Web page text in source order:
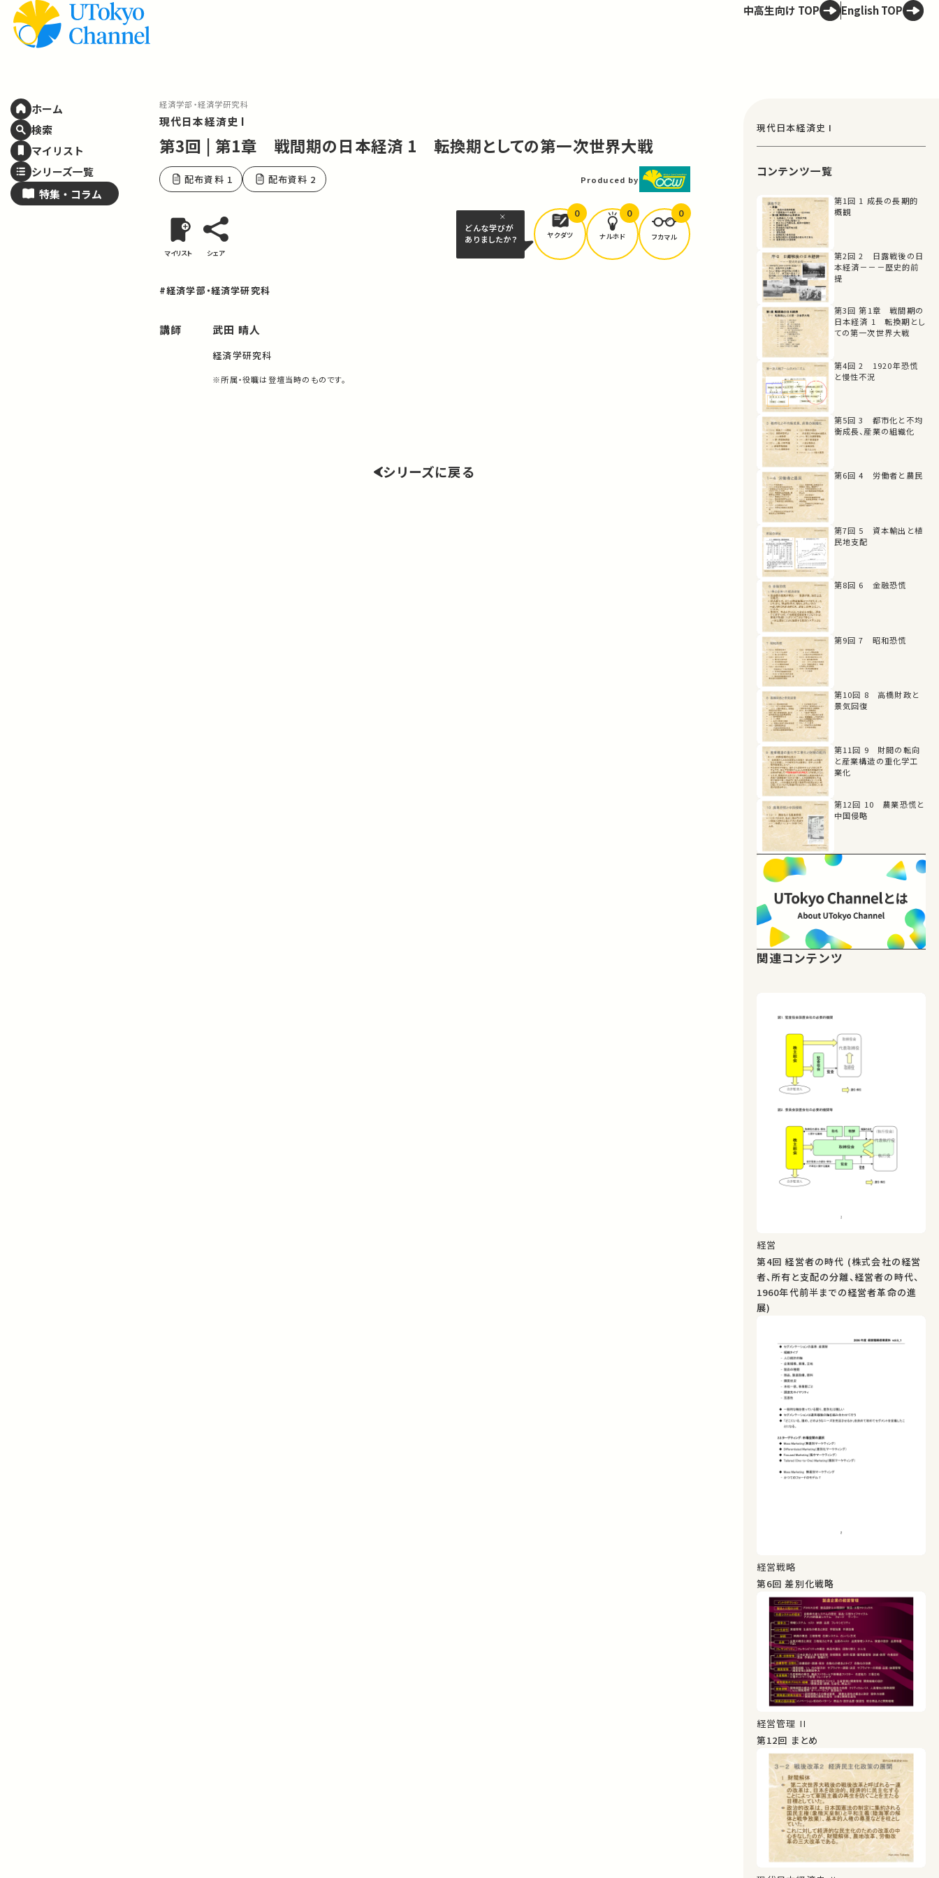
ホーム
検索
マイリスト
シリーズ一覧
特集・ コラム
中高生向け TOP English TOP
経済学部・経済学研究科
現代日本経済史 I
第3回 | 第1章 戦間期の日本経済 1 転換期としての第一次世界大戦
配布資料 1 配布資料 2 Produced by
マイリスト シェア
どんな学びが
ありましたか？
ヤクダツ
0
ナルホド
0
フカマル
0
#経済学部・経済学研究科
講師 武田 晴人
経済学研究科
※所属・役職は登壇当時のものです。
シリーズに戻る
現代日本経済史 I
コンテンツ一覧
第1回 1 成長の長期的
概観
第2回 2 日露戦後の日
本経済－－－歴史的前
提
第3回 第1章 戦間期の
日本経済 1 転換期とし
ての第一次世界大戦
第4回 2 1920年恐慌
と慢性不況
第5回 3 都市化と不均
衡成長、産業の組織化
第6回 4 労働者と農民
第7回 5 資本輸出と植
民地支配
第8回 6 金融恐慌
第9回 7 昭和恐慌
第10回 8 高橋財政と
景気回復
第11回 9 財閥の転向
と産業構造の重化学工
業化
第12回 10 農業恐慌と
中国侵略
関連コンテンツ
経営
第4回 経営者の時代 (株式会社の経営
者、所有と支配の分離、経営者の時代、
1960年代前半までの経営者革命の進
展)
経営戦略
第6回 差別化戦略
経営管理 II
第12回 まとめ